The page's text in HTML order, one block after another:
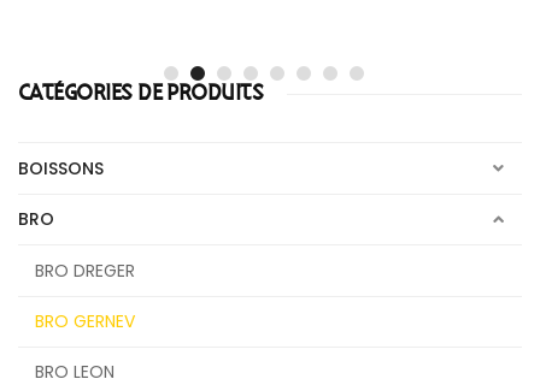
CATÉGORIES DE PRODUITS
BOISSONS
BRO
BRO DREGER
BRO GERNEV
BRO LEON